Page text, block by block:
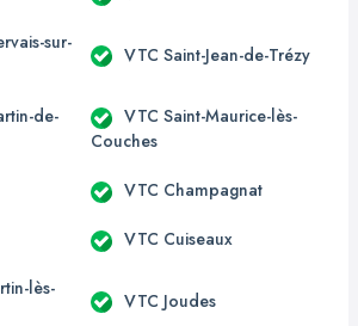
sur-
VTC Saint-Jean-de-Trézy
de-
VTC Saint-Maurice-lès-
Couches
VTC Champagnat
VTC Cuiseaux
lès-
VTC Joudes